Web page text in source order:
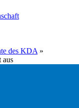
des KDA »
aus